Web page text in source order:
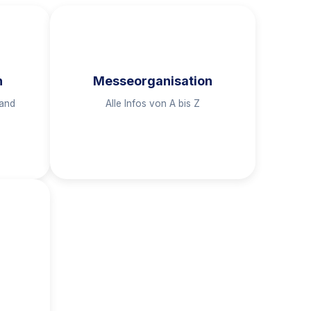
Messeorganisation
Alle Infos von A bis Z
Ort sowie Auf- & Abbau übersichtlich
nach Themen sortiert.